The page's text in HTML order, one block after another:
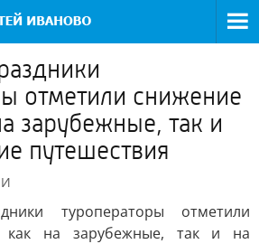
отметили снижение
зарубежные, так и
путешествия
туроператоры отметили
как на зарубежные, так и на